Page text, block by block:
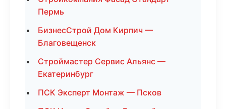
Пермь
БизнесСтрой Дом Кирпич —
Благовещенск
Строймастер Сервис Альянс —
Екатеринбург
ПСК Эксперт Монтаж — Псков